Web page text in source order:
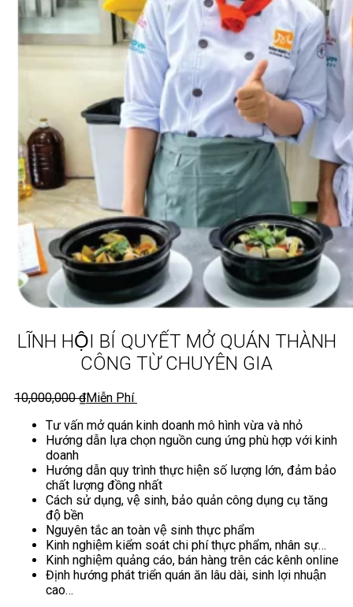
LĨNH HỘI BÍ QUYẾT MỞ QUÁN THÀNH
CÔNG TỪ CHUYÊN GIA
10,000,000₫Miễn Phí
Tư vấn mở quán kinh doanh mô hình vừa và nhỏ
Hướng dẫn lựa chọn nguồn cung ứng phù hợp với kinh
doanh
Hướng dẫn quy trình thực hiện số lượng lớn, đảm bảo
chất lượng đồng nhất
Cách sử dụng, vệ sinh, bảo quản công dụng cụ tăng
độ bền
Nguyên tắc an toàn vệ sinh thực phẩm
Kinh nghiệm kiểm soát chi phí thực phẩm, nhân sự…
Kinh nghiệm quảng cáo, bán hàng trên các kênh online
Định hướng phát triển quán ăn lâu dài, sinh lợi nhuận
cao…